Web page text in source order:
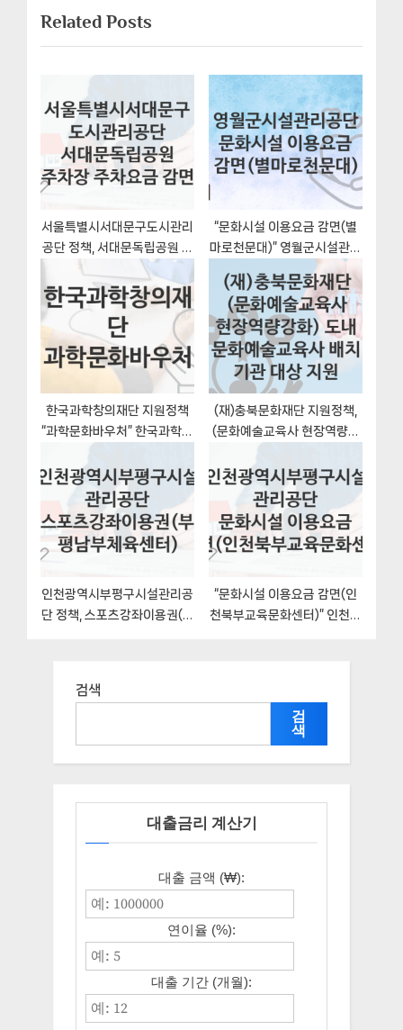
게
이
o
u
P
o
s
t
t
P
s
t
Related Posts
서울특별시서대문구도시관리
공단 정책, 서대문독립공원 주
차장 주차요금 감면-신청조건
과 신청방법
“문화시설 이용요금 감면(별
마로천문대)” 영월군시설관리
공단 지원혜택 신청조건과 자
격조건
한국과학창의재단 지원정책
“과학문화바우처” 한국과학창
격
(재)충북문화재단 지원정책,
(문화예술교육사 현장역량강
기관 대상 지원 신청방법과 구
비서류
인천광역시부평구시설관리공
단 정책, 스포츠강좌이용권(부
“문화시설 이용요금 감면(인
천북부교육문화센터)” 인천광
검색
검
색
대출금리 계산기
대출 금액 (₩):
연이율 (%):
대출 기간 (개월):